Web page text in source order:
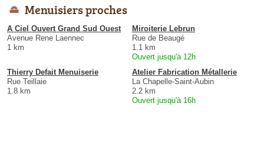
Menuisiers proches
A Ciel Ouvert Grand Sud Ouest
Avenue Rene Laennec
1 km
Miroiterie Lebrun
Rue de Beaugé
1.1 km
Ouvert jusqu'à 12h
Thierry Defait Menuiserie
Rue Teillaie
1.8 km
Atelier Fabrication Métallerie
La Chapelle-Saint-Aubin
2.2 km
Ouvert jusqu'à 16h